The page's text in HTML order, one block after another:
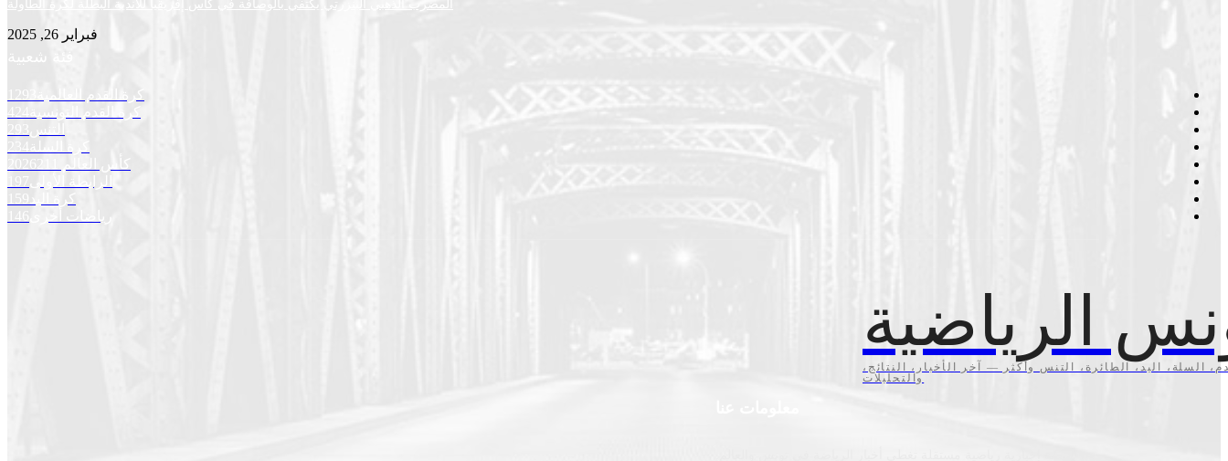
المضرب الذهبي البنزرتي يكتفي بالوصافة في كأس إفريقيا للأندية البطلة لكرة الطاولة
فبراير 26, 2025
فئة شعبية
كرة القدم العالمية
1293
كرة القدم التونسية
424
التنس
293
كرة السلة234
كأس العالم 2026
الرابطة الأولى 197
كرة اليد 159
رياضات أخرى 146
الرياضية
السلة، اليد، الطائرة، التنس وأكثر — آخر الأخبار، النتائج،
والتحليلات